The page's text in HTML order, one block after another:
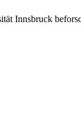
Innsbruck